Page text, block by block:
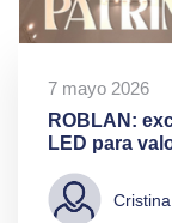
7 mayo 2026
ROBLAN:
LED para